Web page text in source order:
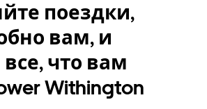
поездки,
вам, и
все, что вам
Withington